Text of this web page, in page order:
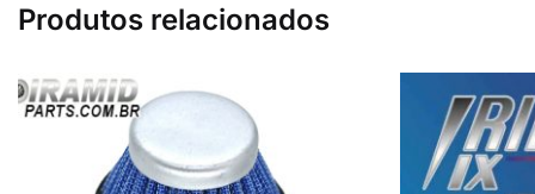
Produtos relacionados